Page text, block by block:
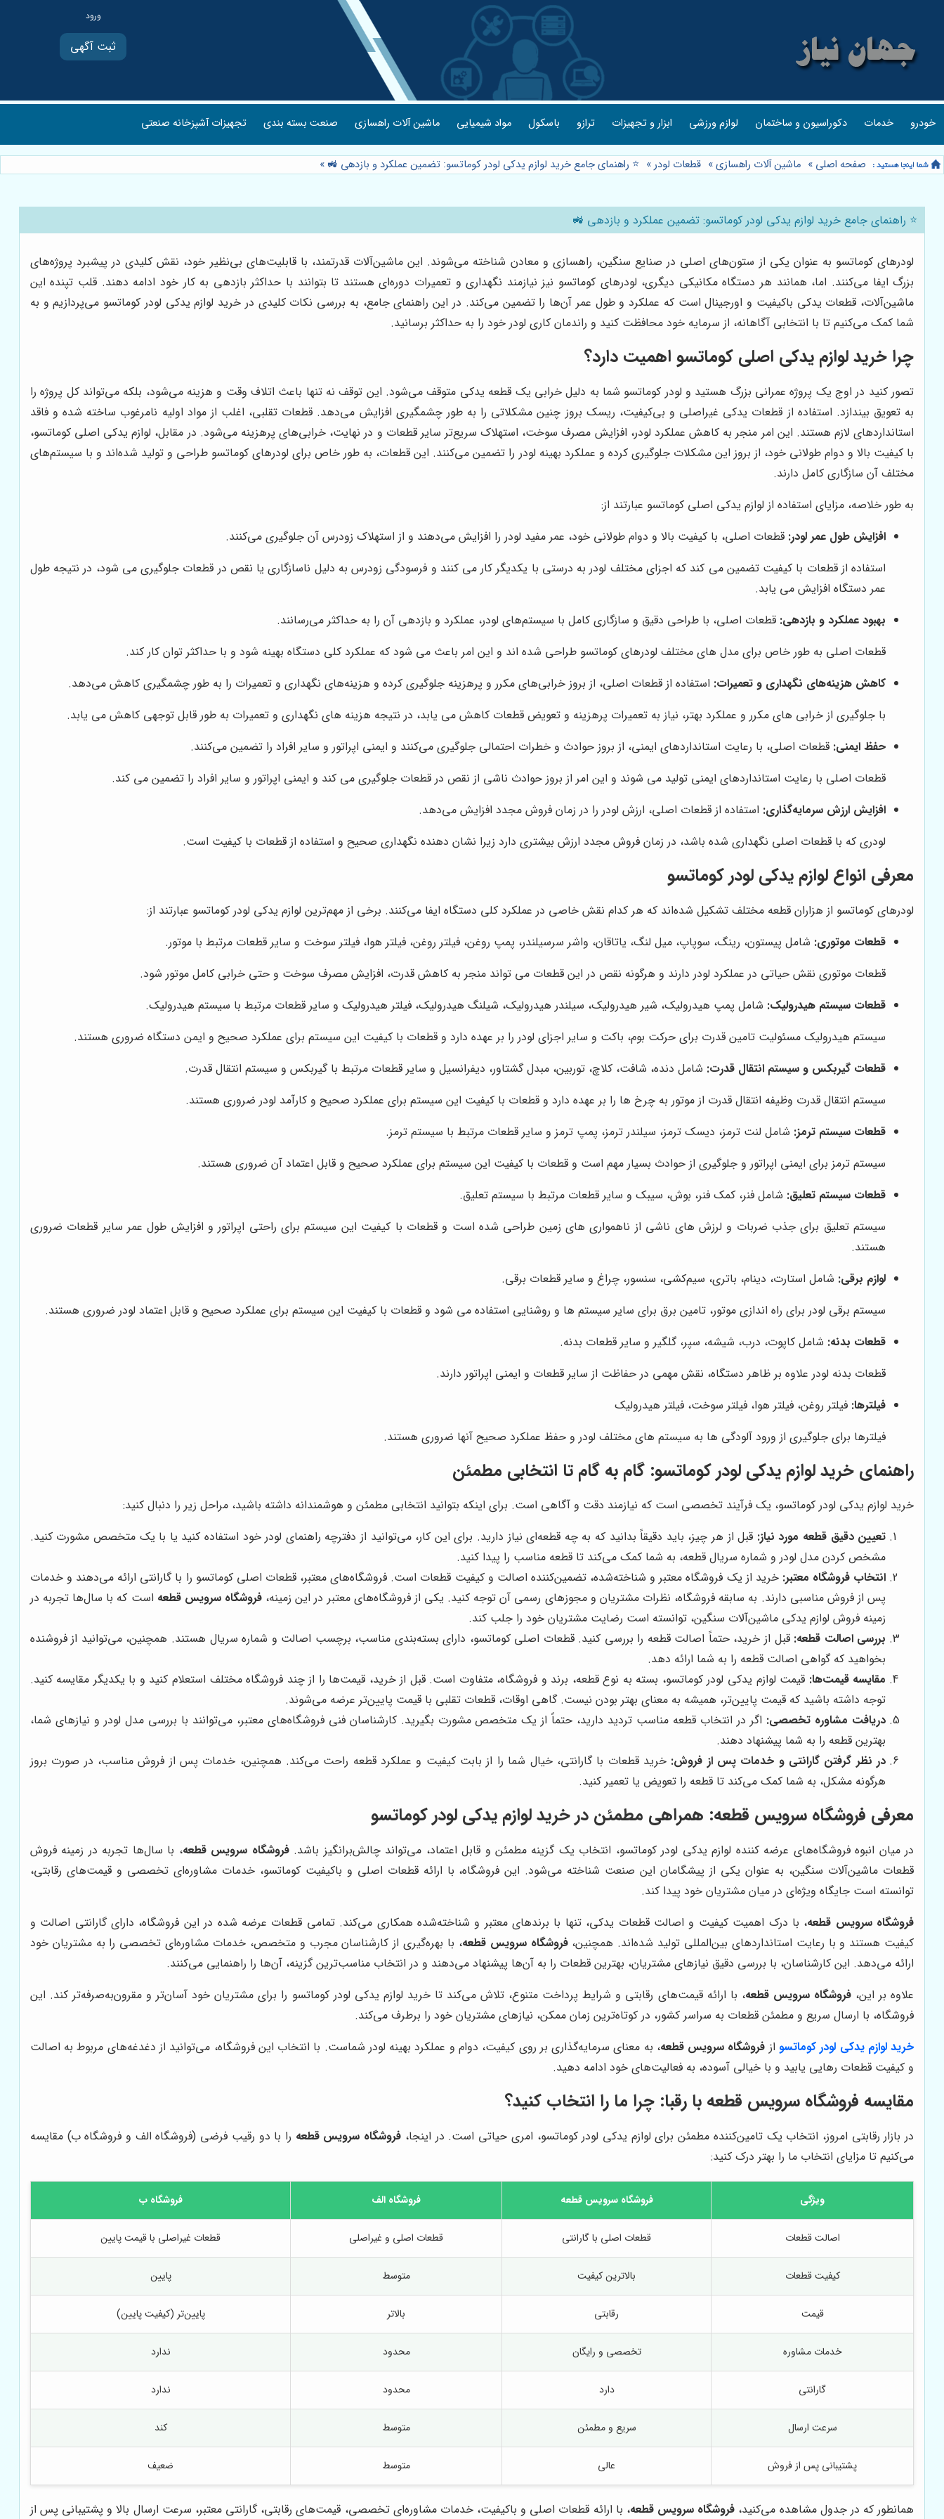
ثبت آگهی
خودرو خدمات دکوراسیون و ساختمان لوازم ورزشی ابزار و تجهیزات ترازو باسکول مواد شیمیایی ماشین آلات راهسازی صنعت بسته بندی تجهیزات آشپزخانه صنعتی
صفحه اصلی » ماشین آلات راهسازی» قطعات لودر» ⭐️ راهنمای جامع خرید لوازم یدکی لودر کوماتسو: تضمین عملکرد و بازدهی 🚜 »
⭐️ راهنمای جامع خرید لوازم یدکی لودر کوماتسو: تضمین عملکرد و بازدهی 🚜
لودرهای کوماتسو به عنوان یکی از ستون‌های اصلی در صنایع سنگین، راهسازی و معادن شناخته می‌شوند. این ماشین‌آلات قدرتمند، با قابلیت‌های بی‌نظیر خود، نقش کلیدی در پیشبرد پروژه‌های
بزرگ ایفا می‌کنند. اما، همانند هر دستگاه مکانیکی دیگری، لودرهای کوماتسو نیز نیازمند نگهداری و تعمیرات دوره‌ای هستند تا بتوانند با حداکثر بازدهی به کار خود ادامه دهند. قلب تپنده این
ماشین‌آلات، قطعات یدکی باکیفیت و اورجینال است که عملکرد و طول عمر آن‌ها را تضمین می‌کند. در این راهنمای جامع، به بررسی نکات کلیدی در خرید لوازم یدکی لودر کوماتسو می‌پردازیم و به
شما کمک می‌کنیم تا با انتخابی آگاهانه، از سرمایه خود محافظت کنید و راندمان کاری لودر خود را به حداکثر برسانید.
چرا خرید لوازم یدکی اصلی کوماتسو اهمیت دارد؟
تصور کنید در اوج یک پروژه عمرانی بزرگ هستید و لودر کوماتسو شما به دلیل خرابی یک قطعه یدکی متوقف می‌شود. این توقف نه تنها باعث اتلاف وقت و هزینه می‌شود، بلکه می‌تواند کل پروژه را
به تعویق بیندازد. استفاده از قطعات یدکی غیراصلی و بی‌کیفیت، ریسک بروز چنین مشکلاتی را به طور چشمگیری افزایش می‌دهد. قطعات تقلبی، اغلب از مواد اولیه نامرغوب ساخته شده و فاقد
استانداردهای لازم هستند. این امر منجر به کاهش عملکرد لودر، افزایش مصرف سوخت، استهلاک سریع‌تر سایر قطعات و در نهایت، خرابی‌های پرهزینه می‌شود. در مقابل، لوازم یدکی اصلی کوماتسو،
با کیفیت بالا و دوام طولانی خود، از بروز این مشکلات جلوگیری کرده و عملکرد بهینه لودر را تضمین می‌کنند. این قطعات، به طور خاص برای لودرهای کوماتسو طراحی و تولید شده‌اند و با سیستم‌های
مختلف آن سازگاری کامل دارند.
به طور خلاصه، مزایای استفاده از لوازم یدکی اصلی کوماتسو عبارتند از:
افزایش طول عمر لودر: قطعات اصلی، با کیفیت بالا و دوام طولانی خود، عمر مفید لودر را افزایش می‌دهند و از استهلاک زودرس آن جلوگیری می‌کنند.
استفاده از قطعات با کیفیت تضمین می کند که اجزای مختلف لودر به درستی با یکدیگر کار می کنند و فرسودگی زودرس به دلیل ناسازگاری یا نقص در قطعات جلوگیری می شود، در نتیجه طول
عمر دستگاه افزایش می یابد.
بهبود عملکرد و بازدهی: قطعات اصلی، با طراحی دقیق و سازگاری کامل با سیستم‌های لودر، عملکرد و بازدهی آن را به حداکثر می‌رسانند.
قطعات اصلی به طور خاص برای مدل های مختلف لودرهای کوماتسو طراحی شده اند و این امر باعث می شود که عملکرد کلی دستگاه بهینه شود و با حداکثر توان کار کند.
کاهش هزینه‌های نگهداری و تعمیرات: استفاده از قطعات اصلی، از بروز خرابی‌های مکرر و پرهزینه جلوگیری کرده و هزینه‌های نگهداری و تعمیرات را به طور چشمگیری کاهش می‌دهد.
با جلوگیری از خرابی های مکرر و عملکرد بهتر، نیاز به تعمیرات پرهزینه و تعویض قطعات کاهش می یابد، در نتیجه هزینه های نگهداری و تعمیرات به طور قابل توجهی کاهش می یابد.
حفظ ایمنی: قطعات اصلی، با رعایت استانداردهای ایمنی، از بروز حوادث و خطرات احتمالی جلوگیری می‌کنند و ایمنی اپراتور و سایر افراد را تضمین می‌کنند.
قطعات اصلی با رعایت استانداردهای ایمنی تولید می شوند و این امر از بروز حوادث ناشی از نقص در قطعات جلوگیری می کند و ایمنی اپراتور و سایر افراد را تضمین می کند.
افزایش ارزش سرمایه‌گذاری: استفاده از قطعات اصلی، ارزش لودر را در زمان فروش مجدد افزایش می‌دهد.
لودری که با قطعات اصلی نگهداری شده باشد، در زمان فروش مجدد ارزش بیشتری دارد زیرا نشان دهنده نگهداری صحیح و استفاده از قطعات با کیفیت است.
معرفی انواع لوازم یدکی لودر کوماتسو
لودرهای کوماتسو از هزاران قطعه مختلف تشکیل شده‌اند که هر کدام نقش خاصی در عملکرد کلی دستگاه ایفا می‌کنند. برخی از مهم‌ترین لوازم یدکی لودر کوماتسو عبارتند از:
قطعات موتوری: شامل پیستون، رینگ، سوپاپ، میل لنگ، یاتاقان، واشر سرسیلندر، پمپ روغن، فیلتر روغن، فیلتر هوا، فیلتر سوخت و سایر قطعات مرتبط با موتور.
قطعات موتوری نقش حیاتی در عملکرد لودر دارند و هرگونه نقص در این قطعات می تواند منجر به کاهش قدرت، افزایش مصرف سوخت و حتی خرابی کامل موتور شود.
قطعات سیستم هیدرولیک: شامل پمپ هیدرولیک، شیر هیدرولیک، سیلندر هیدرولیک، شیلنگ هیدرولیک، فیلتر هیدرولیک و سایر قطعات مرتبط با سیستم هیدرولیک.
سیستم هیدرولیک مسئولیت تامین قدرت برای حرکت بوم، باکت و سایر اجزای لودر را بر عهده دارد و قطعات با کیفیت این سیستم برای عملکرد صحیح و ایمن دستگاه ضروری هستند.
قطعات گیربکس و سیستم انتقال قدرت: شامل دنده، شافت، کلاچ، توربین، مبدل گشتاور، دیفرانسیل و سایر قطعات مرتبط با گیربکس و سیستم انتقال قدرت.
سیستم انتقال قدرت وظیفه انتقال قدرت از موتور به چرخ ها را بر عهده دارد و قطعات با کیفیت این سیستم برای عملکرد صحیح و کارآمد لودر ضروری هستند.
قطعات سیستم ترمز: شامل لنت ترمز، دیسک ترمز، سیلندر ترمز، پمپ ترمز و سایر قطعات مرتبط با سیستم ترمز.
سیستم ترمز برای ایمنی اپراتور و جلوگیری از حوادث بسیار مهم است و قطعات با کیفیت این سیستم برای عملکرد صحیح و قابل اعتماد آن ضروری هستند.
قطعات سیستم تعلیق: شامل فنر، کمک فنر، بوش، سیبک و سایر قطعات مرتبط با سیستم تعلیق.
سیستم تعلیق برای جذب ضربات و لرزش های ناشی از ناهمواری های زمین طراحی شده است و قطعات با کیفیت این سیستم برای راحتی اپراتور و افزایش طول عمر سایر قطعات ضروری
هستند.
لوازم برقی: شامل استارت، دینام، باتری، سیم‌کشی، سنسور، چراغ و سایر قطعات برقی.
سیستم برقی لودر برای راه اندازی موتور، تامین برق برای سایر سیستم ها و روشنایی استفاده می شود و قطعات با کیفیت این سیستم برای عملکرد صحیح و قابل اعتماد لودر ضروری هستند.
قطعات بدنه: شامل کاپوت، درب، شیشه، سپر، گلگیر و سایر قطعات بدنه.
قطعات بدنه لودر علاوه بر ظاهر دستگاه، نقش مهمی در حفاظت از سایر قطعات و ایمنی اپراتور دارند.
فیلترها: فیلتر روغن، فیلتر هوا، فیلتر سوخت، فیلتر هیدرولیک
فیلترها برای جلوگیری از ورود آلودگی ها به سیستم های مختلف لودر و حفظ عملکرد صحیح آنها ضروری هستند.
راهنمای خرید لوازم یدکی لودر کوماتسو: گام به گام تا انتخابی مطمئن
خرید لوازم یدکی لودر کوماتسو، یک فرآیند تخصصی است که نیازمند دقت و آگاهی است. برای اینکه بتوانید انتخابی مطمئن و هوشمندانه داشته باشید، مراحل زیر را دنبال کنید:
تعیین دقیق قطعه مورد نیاز: قبل از هر چیز، باید دقیقاً بدانید که به چه قطعه‌ای نیاز دارید. برای این کار، می‌توانید از دفترچه راهنمای لودر خود استفاده کنید یا با یک متخصص مشورت کنید.
مشخص کردن مدل لودر و شماره سریال قطعه، به شما کمک می‌کند تا قطعه مناسب را پیدا کنید.
انتخاب فروشگاه معتبر: خرید از یک فروشگاه معتبر و شناخته‌شده، تضمین‌کننده اصالت و کیفیت قطعات است. فروشگاه‌های معتبر، قطعات اصلی کوماتسو را با گارانتی ارائه می‌دهند و خدمات
پس از فروش مناسبی دارند. به سابقه فروشگاه، نظرات مشتریان و مجوزهای رسمی آن توجه کنید. یکی از فروشگاه‌های معتبر در این زمینه،فروشگاه سرویس قطعه است که با سال‌ها تجربه در
زمینه فروش لوازم یدکی ماشین‌آلات سنگین، توانسته است رضایت مشتریان خود را جلب کند.
بررسی اصالت قطعه: قبل از خرید، حتماً اصالت قطعه را بررسی کنید. قطعات اصلی کوماتسو، دارای بسته‌بندی مناسب، برچسب اصالت و شماره سریال هستند. همچنین، می‌توانید از فروشنده
بخواهید که گواهی اصالت قطعه را به شما ارائه دهد.
مقایسه قیمت‌ها: قیمت لوازم یدکی لودر کوماتسو، بسته به نوع قطعه، برند و فروشگاه، متفاوت است. قبل از خرید، قیمت‌ها را از چند فروشگاه مختلف استعلام کنید و با یکدیگر مقایسه کنید.
توجه داشته باشید که قیمت پایین‌تر، همیشه به معنای بهتر بودن نیست. گاهی اوقات، قطعات تقلبی با قیمت پایین‌تر عرضه می‌شوند.
دریافت مشاوره تخصصی: اگر در انتخاب قطعه مناسب تردید دارید، حتماً از یک متخصص مشورت بگیرید. کارشناسان فنی فروشگاه‌های معتبر، می‌توانند با بررسی مدل لودر و نیازهای شما،
بهترین قطعه را به شما پیشنهاد دهند.
در نظر گرفتن گارانتی و خدمات پس از فروش: خرید قطعات با گارانتی، خیال شما را از بابت کیفیت و عملکرد قطعه راحت می‌کند. همچنین، خدمات پس از فروش مناسب، در صورت بروز
هرگونه مشکل، به شما کمک می‌کند تا قطعه را تعویض یا تعمیر کنید.
معرفی فروشگاه سرویس قطعه: همراهی مطمئن در خرید لوازم یدکی لودر کوماتسو
در میان انبوه فروشگاه‌های عرضه کننده لوازم یدکی لودر کوماتسو، انتخاب یک گزینه مطمئن و قابل اعتماد، می‌تواند چالش‌برانگیز باشد.فروشگاه سرویس قطعه، با سال‌ها تجربه در زمینه فروش
قطعات ماشین‌آلات سنگین، به عنوان یکی از پیشگامان این صنعت شناخته می‌شود. این فروشگاه، با ارائه قطعات اصلی و باکیفیت کوماتسو، خدمات مشاوره‌ای تخصصی و قیمت‌های رقابتی،
توانسته است جایگاه ویژه‌ای در میان مشتریان خود پیدا کند.
فروشگاه سرویس قطعه، با درک اهمیت کیفیت و اصالت قطعات یدکی، تنها با برندهای معتبر و شناخته‌شده همکاری می‌کند. تمامی قطعات عرضه شده در این فروشگاه، دارای گارانتی اصالت و
کیفیت هستند و با رعایت استانداردهای بین‌المللی تولید شده‌اند. همچنین،فروشگاه سرویس قطعه، با بهره‌گیری از کارشناسان مجرب و متخصص، خدمات مشاوره‌ای تخصصی را به مشتریان خود
ارائه می‌دهد. این کارشناسان، با بررسی دقیق نیازهای مشتریان، بهترین قطعات را به آن‌ها پیشنهاد می‌دهند و در انتخاب مناسب‌ترین گزینه، آن‌ها را راهنمایی می‌کنند.
علاوه بر این،فروشگاه سرویس قطعه، با ارائه قیمت‌های رقابتی و شرایط پرداخت متنوع، تلاش می‌کند تا خرید لوازم یدکی لودر کوماتسو را برای مشتریان خود آسان‌تر و مقرون‌به‌صرفه‌تر کند. این
فروشگاه، با ارسال سریع و مطمئن قطعات به سراسر کشور، در کوتاه‌ترین زمان ممکن، نیازهای مشتریان خود را برطرف می‌کند.
خرید لوازم یدکی لودر کوماتسواز فروشگاه سرویس قطعه، به معنای سرمایه‌گذاری بر روی کیفیت، دوام و عملکرد بهینه لودر شماست. با انتخاب این فروشگاه، می‌توانید از دغدغه‌های مربوط به اصالت
و کیفیت قطعات رهایی یابید و با خیالی آسوده، به فعالیت‌های خود ادامه دهید.
مقایسه فروشگاه سرویس قطعه با رقبا: چرا ما را انتخاب کنید؟
در بازار رقابتی امروز، انتخاب یک تامین‌کننده مطمئن برای لوازم یدکی لودر کوماتسو، امری حیاتی است. در اینجا، فروشگاه سرویس قطعه را با دو رقیب فرضی (فروشگاه الف و فروشگاه ب) مقایسه
می‌کنیم تا مزایای انتخاب ما را بهتر درک کنید:
ویژگی فروشگاه سرویس قطعه فروشگاه الف فروشگاه ب
اصالت قطعات قطعات اصلی با گارانتی قطعات اصلی و غیراصلی قطعات غیراصلی با قیمت پایین
کیفیت قطعات بالاترین کیفیت متوسط پایین
قیمت رقابتی بالاتر پایین‌تر (کیفیت پایین)
خدمات مشاوره تخصصی و رایگان محدود ندارد
گارانتی دارد محدود ندارد
سرعت ارسال سریع و مطمئن متوسط کند
پشتیبانی پس از فروش عالی متوسط ضعیف
همانطور که در جدول مشاهده می‌کنید، فروشگاه سرویس قطعه، با ارائه قطعات اصلی و باکیفیت، خدمات مشاوره‌ای تخصصی، قیمت‌های رقابتی، گارانتی معتبر، سرعت ارسال بالا و پشتیبانی پس از